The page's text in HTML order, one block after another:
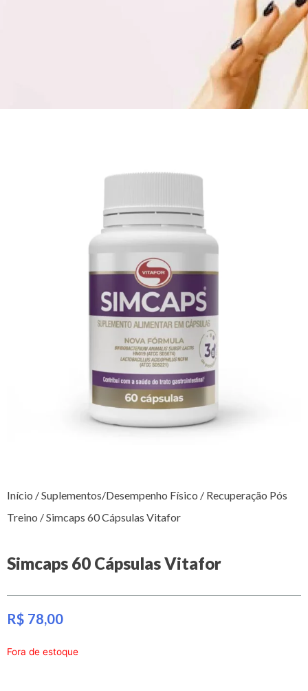
Início /Suplementos/Desempenho Físico / Recuperação Pós
Treino / Simcaps 60 Cápsulas Vitafor
Simcaps 60 Cápsulas Vitafor
R$ 78,00
Fora de estoque